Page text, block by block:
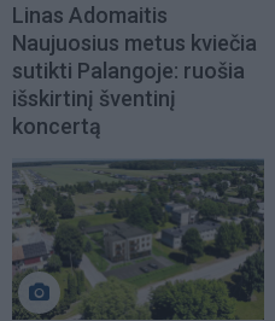
Linas Adomaitis
Naujuosius metus kviečia
sutikti Palangoje: ruošia
išskirtinį šventinį
koncertą